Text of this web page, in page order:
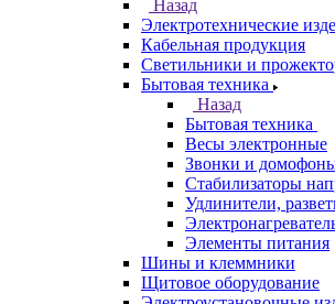
Назад
Электротехнические
Кабельная продукция
Светильники и
Бытовая техника
Назад
Бытовая техника
Весы электронные
Звонки и
Стабилизаторы
Удлинители,
Элементы питания
Шины и клеммники
Щитовое оборудование